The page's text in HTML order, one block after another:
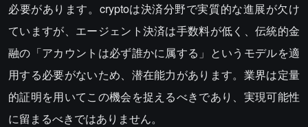
必要があります。cryptoは決済分野で実質的な進展が欠け
ていますが、エージェント決済は手数料が低く、伝統的金
融の「アカウントは必ず誰かに属する」というモデルを適
用する必要がないため、潜在能力があります。業界は定量
的証明を用いてこの機会を捉えるべきであり、実現可能性
に留まるべきではありません。